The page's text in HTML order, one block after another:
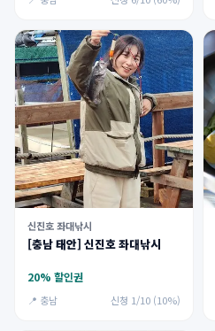
신진호 좌대낚시
[충남 태안] 신진호 좌대낚시
20% 할인권
📍 충남 신청 1/10 (10%)